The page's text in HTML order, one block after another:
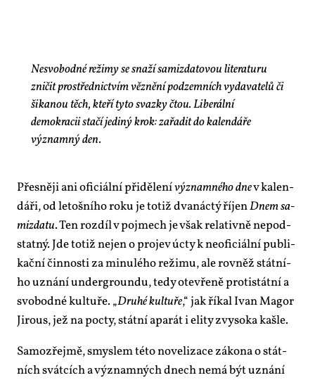
Nesvobodné režimy se snaží samizdatovou literaturu
zničit prostřednictvím věznění podzemních vydavatelů či
šikanou těch, kteří tyto svazky čtou. Liberální
demokracii stačí jediný krok: zařadit do kalendáře
významný den.
Přes­ně­ji ani ofi­ci­ál­ní při­dě­le­nívý­znam­né­ho dnev ka­len­
dá­ři, od le­toš­ní­ho roku je totiž dva­nác­tý ří­jenDnem sa­
mizda­tu. Ten roz­díl v po­jmech je však re­la­tiv­ně ne­pod­
stat­ný. Jde totiž nejen o pro­jev úcty k ne­o­fi­ci­ál­ní pu­b­li­
kač­ní čin­nos­ti za mi­nu­lé­ho re­ži­mu, ale rov­něž stát­ní­
ho uzná­ní un­der­groun­du, te­dy ote­vře­ně pro­tistát­ní a
svo­bod­né kul­tu­ře. „Dru­hé kul­tu­ře,“ jak ří­kal Ivan Ma­gor
Ji­rous, jež na po­cty, stát­ní apa­rát i eli­ty zvy­so­ka kaš­le.
Sa­mo­zřej­mě, smys­lem té­to no­ve­li­za­ce zá­ko­na o stát­
ních svát­cích a vý­znam­ných dnech ne­má být uzná­ní